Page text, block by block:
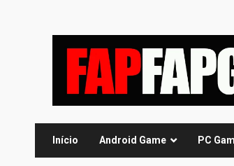
Início Android Game PC